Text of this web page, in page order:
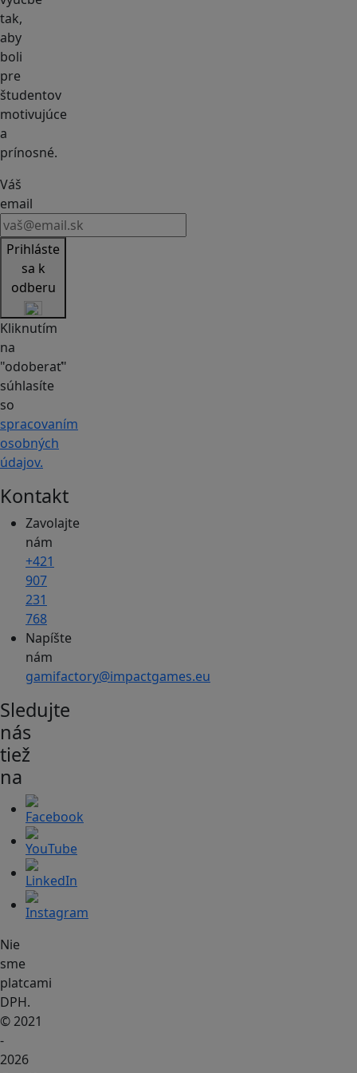
tak,
aby
boli
pre
študentov
motivujúce
a
prínosné.
Váš
email
Prihláste
sa k
odberu
Kliknutím
na
"odoberať"
súhlasíte
so
spracovaním
osobných
údajov.
Kontakt
Zavolajte
nám
+421
907
231
768
Napíšte
nám
gamifactory@impactgames.eu
Sledujte
nás
tiež
na
Nie
sme
platcami
DPH.
© 2021
-
2026